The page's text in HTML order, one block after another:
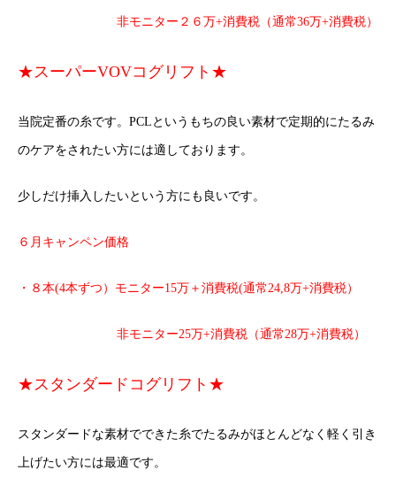
非モニター２６万+消費税（通常36万+消費税）
★スーパーVOVコグリフト★
当院定番の糸です。PCLというもちの良い素材で定期的にたるみ
のケアをされたい方には適しております。
少しだけ挿入したいという方にも良いです。
６月キャンペン価格
・８本(4本ずつ）モニター15万＋消費税(通常24,8万+消費税）
非モニター25万+消費税（通常28万+消費税）
★スタンダードコグリフト★
スタンダードな素材でできた糸でたるみがほとんどなく軽く引き
上げたい方には最適です。